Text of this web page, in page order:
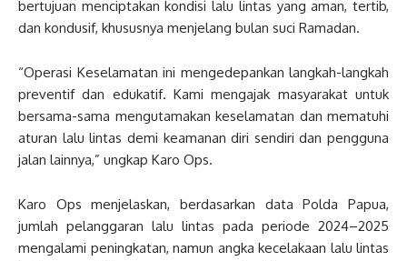
bertujuan menciptakan kondisi lalu lintas yang aman, tertib,
dan kondusif, khususnya menjelang bulan suci Ramadan.
“Operasi Keselamatan ini mengedepankan langkah-langkah
preventif dan edukatif. Kami mengajak masyarakat untuk
bersama-sama mengutamakan keselamatan dan mematuhi
aturan lalu lintas demi keamanan diri sendiri dan pengguna
jalan lainnya,” ungkap Karo Ops.
Karo Ops menjelaskan, berdasarkan data Polda Papua,
jumlah pelanggaran lalu lintas pada periode 2024–2025
mengalami peningkatan, namun angka kecelakaan lalu lintas